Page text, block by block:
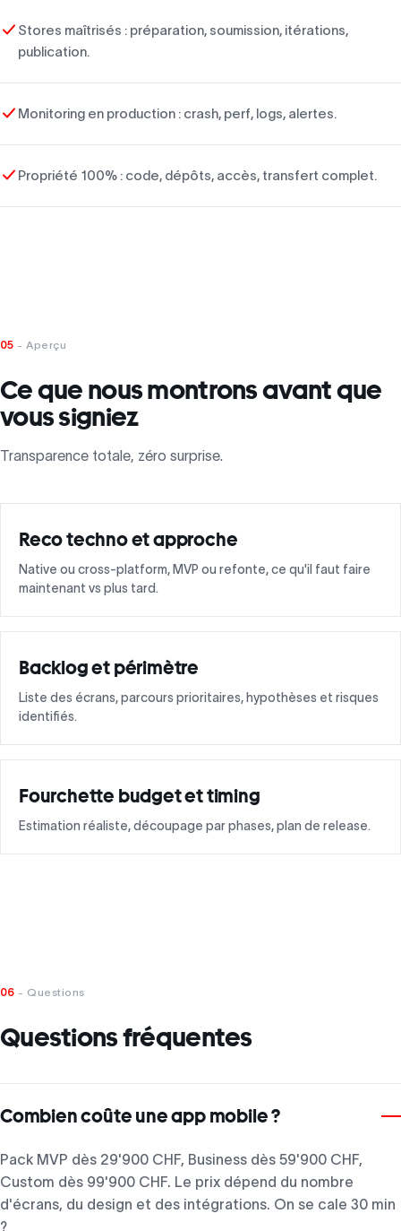
Stores maîtrisés : préparation, soumission, itérations,
publication.
Monitoring en production : crash, perf, logs, alertes.
Propriété 100% : code, dépôts, accès, transfert complet.
05 - Aperçu
Ce que nous montrons avant que
vous signiez
Transparence totale, zéro surprise.
Reco techno et approche
Native ou cross-platform, MVP ou refonte, ce qu'il faut faire
maintenant vs plus tard.
Backlog et périmètre
Liste des écrans, parcours prioritaires, hypothèses et risques
identifiés.
Fourchette budget et timing
Estimation réaliste, découpage par phases, plan de release.
06 - Questions
Questions fréquentes
Combien coûte une app mobile ?
Pack MVP dès 29'900 CHF, Business dès 59'900 CHF,
Custom dès 99'900 CHF. Le prix dépend du nombre
d'écrans, du design et des intégrations. On se cale 30 min
?